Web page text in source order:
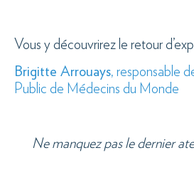
Vous y découvrirez le retour
Brigitte Arrouays, responsable
Public de Médecins du Monde
Ne manquez pas le dernier